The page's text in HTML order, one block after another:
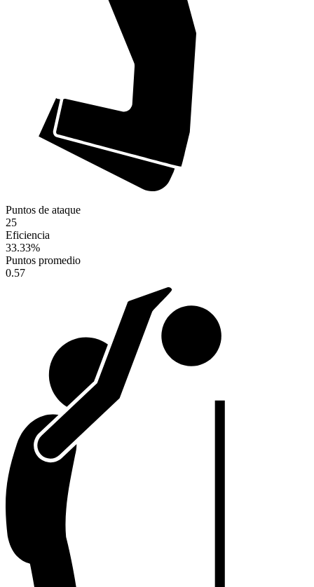
Puntos de ataque
25
Eficiencia
33.33%
Puntos promedio
0.57